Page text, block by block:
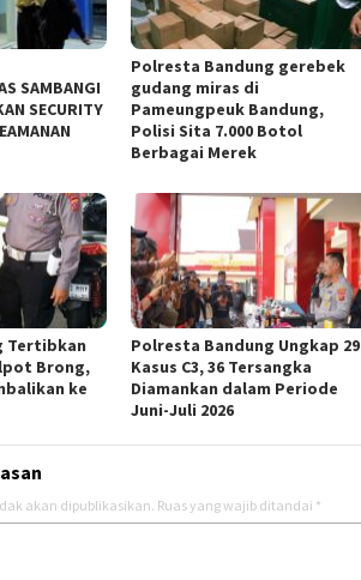
SAMBANGI
SECURITY
Polresta Bandung gerebek
gudang miras di
Pameungpeuk Bandung,
Polisi Sita 7.000 Botol
Berbagai Merek
Tertibkan
Brong,
ke
Polresta Bandung Ungkap 29
Kasus C3, 36 Tersangka
Diamankan dalam Periode
Juni-Juli 2026
akan dipublikasikan. Ruas yang wajib ditandai *